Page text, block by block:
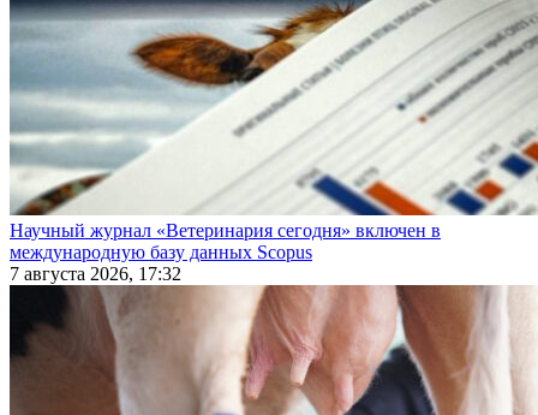
Научный журнал «Ветеринария сегодня» включен в
международную базу данных Scopus
7 августа 2026, 17:32